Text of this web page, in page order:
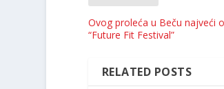
Ovog proleća u Beču najveći
“Future Fit Festival”
RELATED POSTS